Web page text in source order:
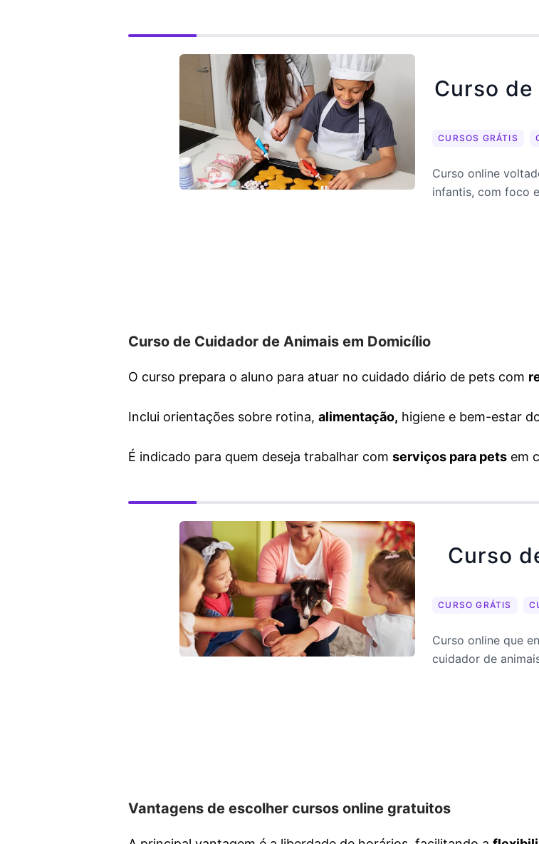
Curso
CURSOS GRÁTIS
Curso online
infantis, com foco
Curso de Cuidador de Animais em Domicílio
O curso prepara o aluno para atuar no cuidado diário de pets com
Inclui orientações sobre rotina, alimentação, higiene e bem-estar
É indicado para quem deseja trabalhar com serviços para pets em
Curso
CURSO GRÁTIS
Curso online que
cuidador de
Vantagens de escolher cursos online gratuitos